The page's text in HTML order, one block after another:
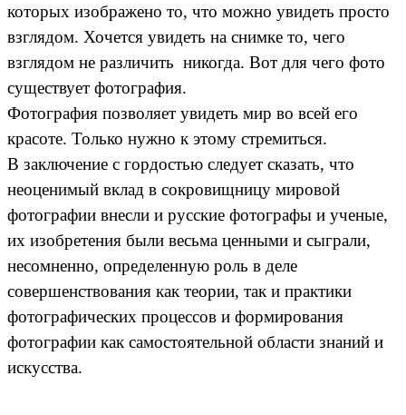
которых изображено то, что можно увидеть просто
взглядом. Хочется увидеть на снимке то, чего
взглядом не различить никогда. Вот для чего фото
существует фотография.
Фотография позволяет увидеть мир во всей его
красоте. Только нужно к этому стремиться.
В заключение с гордостью следует сказать, что
неоценимый вклад в сокровищницу мировой
фотографии внесли и русские фотографы и ученые,
их изобретения были весьма ценными и сыграли,
несомненно, определенную роль в деле
совершенствования как теории, так и практики
фотографических процессов и формирования
фотографии как самостоятельной области знаний и
искусства.